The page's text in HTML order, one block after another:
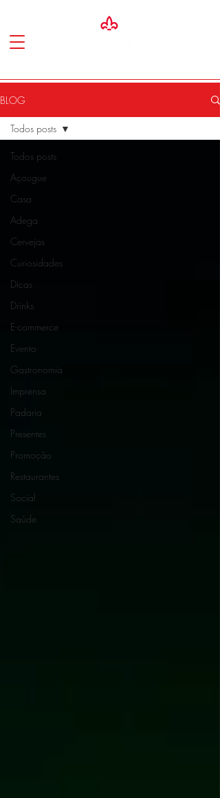
BLOG
Todos posts
Açougue
Casa
Adega
Cervejas
Curiosidades
Dicas
Drinks
E-commerce
Evento
Gastronomia
Imprensa
Padaria
Presentes
Promoção
Restaurantes
Social
Saúde
Todos posts